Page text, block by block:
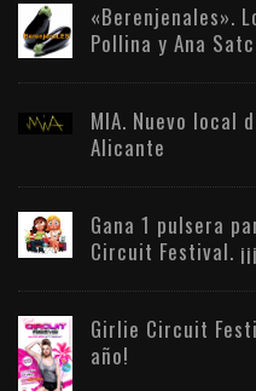
«Berenjenales».
Pollina y Ana
MIA. Nuevo local
Alicante
Gana 1 pulsera
Circuit Festival.
Girlie Circuit
año!